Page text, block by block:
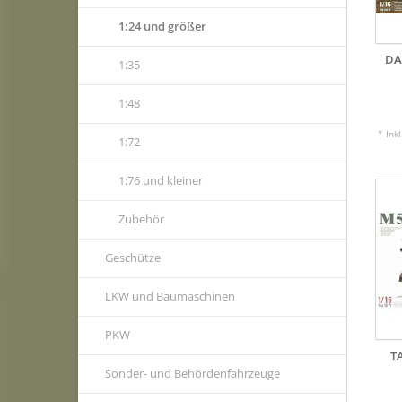
1:24 und größer
1:35
1:48
1:72
1:76 und kleiner
Zubehör
Geschütze
LKW und Baumaschinen
PKW
Sonder- und Behördenfahrzeuge
*